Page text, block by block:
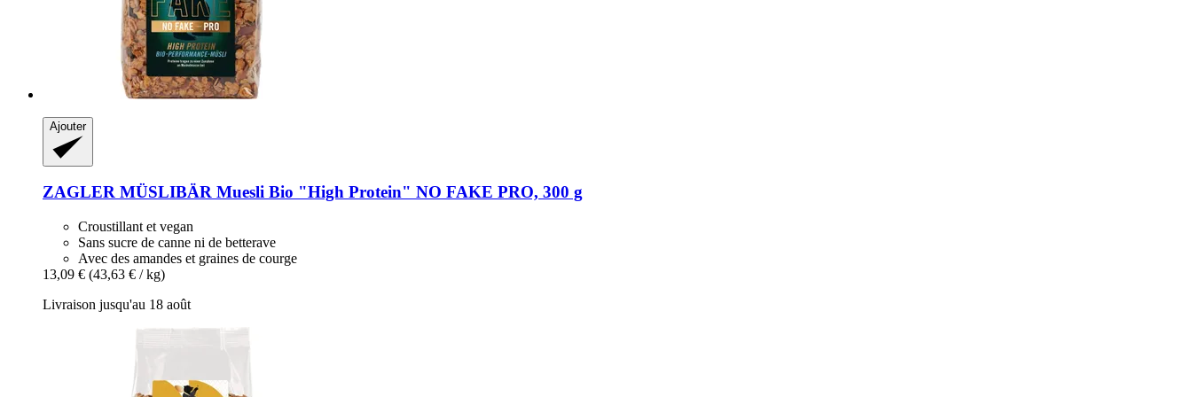
Ajouter
ZAGLER MÜSLIBÄR Muesli Bio "High Protein" NO FAKE PRO, 300 g
Croustillant et vegan
Sans sucre de canne ni de betterave
Avec des amandes et graines de courge
13,09 € (43,63 € / kg)
Livraison jusqu'au 18 août